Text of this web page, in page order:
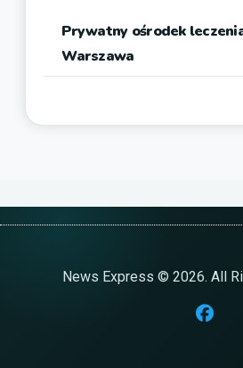
Prywatny ośrodek
Warszawa
News Express © 2026. All